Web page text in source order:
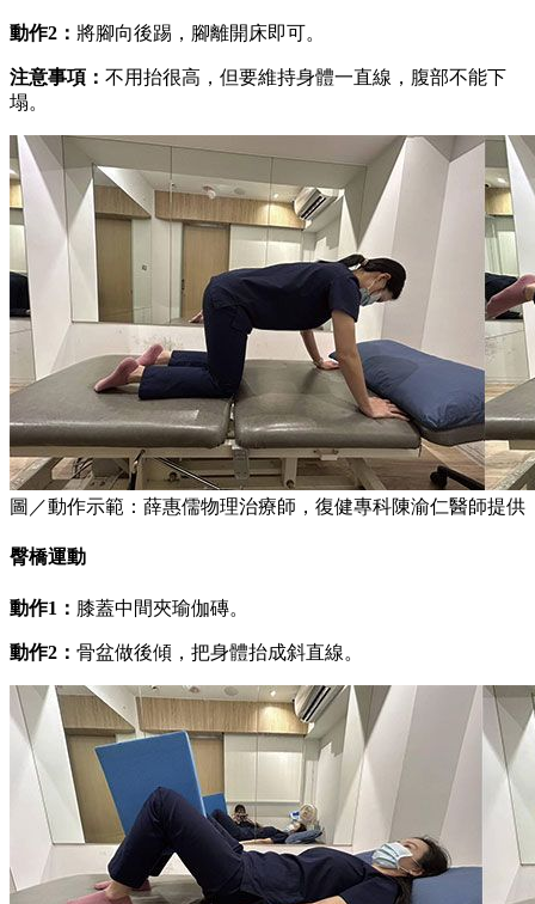
動作2： 將腳向後踢，腳離開床即可。
注意事項： 不用抬很高，但要維持身體一直線，腹部不能下
塌。
圖／動作示範：薛惠儒物理治療師，復健專科陳渝仁醫師提供
臀橋運動
動作1： 膝蓋中間夾瑜伽磚。
動作2： 骨盆做後傾，把身體抬成斜直線。